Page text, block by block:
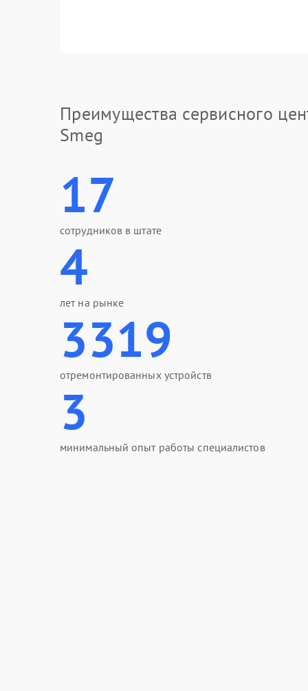
Преимущества сервисного
Smeg
17
сотрудников в штате
4
лет на рынке
3319
отремонтированных устройств
3
минимальный опыт работы специалистов